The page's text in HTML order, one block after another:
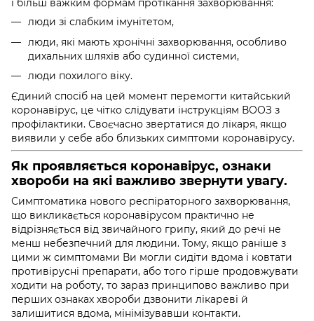
і більш важким формам протікання захворювання:
люди зі слабким імунітетом,
люди, які мають хронічні захворювання, особливо
дихальних шляхів або судинної системи,
люди похилого віку.
Єдиний спосіб на цей момент перемогти китайський
коронавірус, це чітко слідувати інструкціям ВООЗ з
профілактики. Своєчасно звертатися до лікаря, якщо
виявили у себе або близьких симптоми коронавірусу.
Як проявляється коронавірус, ознаки
хвороби на які важливо звернути увагу.
Симптоматика нового респіраторного захворювання,
що викликається коронавірусом практично не
відрізняється від звичайного грипу, який до речі не
менш небезпечний для людини. Тому, якщо раніше з
цими ж симптомами Ви могли сидіти вдома і ковтати
противірусні препарати, або того гірше продовжувати
ходити на роботу, то зараз принципово важливо при
перших ознаках хвороби дзвонити лікареві й
залишитися вдома, мінімізувавши контакти.